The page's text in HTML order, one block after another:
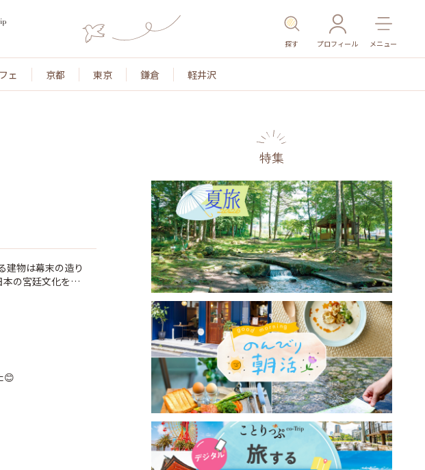
探す プロフィール メニュー
ェ 京都 東京 鎌倉 軽井沢
建物は幕末の造り
の宮廷文化を肌
よる手荷物検査
もできます。 桜
😊
特集